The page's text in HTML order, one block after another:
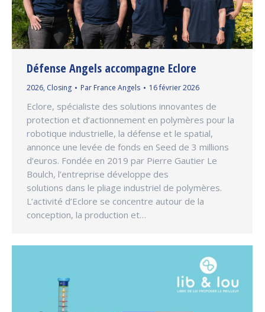
Défense Angels accompagne Eclore
2026, Closing Par France Angels 16 février 2026
Eclore, spécialiste des solutions innovantes de
protection et d’actionnement en polymères pour la
robotique industrielle, la défense et le spatial,
annonce une levée de fonds en Seed de 3 millions
d’euros. Fondée en 2019 par Pierre Gautier Le
Boulch, l’entreprise développe des
solutions dans le pliage industriel de polymères.
L’activité d’Eclore se concentre autour de la
conception, la production et…